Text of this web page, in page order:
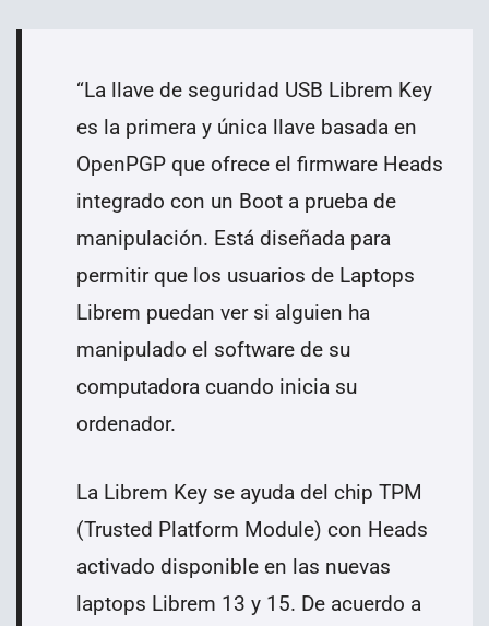
“La llave de seguridad USB Librem Key
es la primera y única llave basada en
OpenPGP que ofrece el firmware Heads
integrado con un Boot a prueba de
manipulación. Está diseñada para
permitir que los usuarios de Laptops
Librem puedan ver si alguien ha
manipulado el software de su
computadora cuando inicia su
ordenador.
La Librem Key se ayuda del chip TPM
(Trusted Platform Module) con Heads
activado disponible en las nuevas
laptops Librem 13 y 15. De acuerdo a